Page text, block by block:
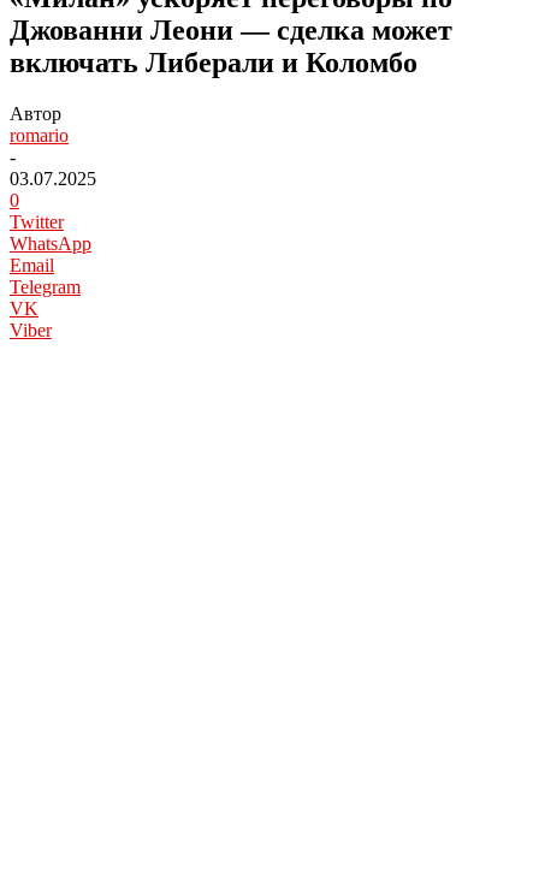
Джованни Леони — сделка может
включать Либерали и Коломбо
Автор
romario
-
03.07.2025
0
Twitter
WhatsApp
Email
Telegram
VK
Viber